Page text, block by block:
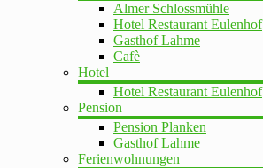
Almer Schlossmühle
Hotel Restaurant Eulenhof
Gasthof Lahme
Cafè
Hotel
Hotel Restaurant Eulenhof
Pension
Pension Planken
Gasthof Lahme
Ferienwohnungen